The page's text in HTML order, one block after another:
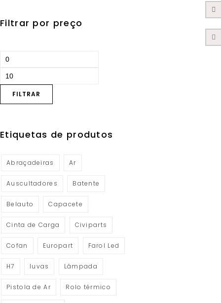
Filtrar por preço
FILTRAR
Etiquetas de produtos
Abraçadeiras Ar
Auscultadores Batente
Belauto Capacete
Cinta de Carga Civiparts
Cofan Europart Farol Led
H7 luvas Lâmpada
Pistola de Ar Rolo térmico